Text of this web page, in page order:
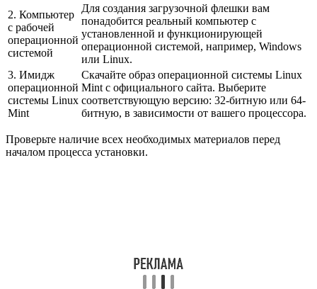
2. Компьютер
с рабочей
операционной
системой
Для создания загрузочной флешки вам
понадобится реальный компьютер с
установленной и функционирующей
операционной системой, например, Windows
или Linux.
3. Имидж
операционной
системы Linux
Mint
Скачайте образ операционной системы Linux
Mint с официального сайта. Выберите
соответствующую версию: 32-битную или 64-
битную, в зависимости от вашего процессора.
Проверьте наличие всех необходимых материалов перед
началом процесса установки.